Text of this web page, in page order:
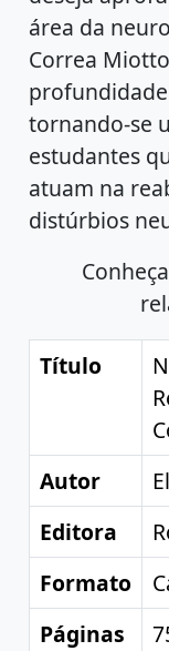
área da
Correa
tornando-se
estudantes
atuam na
distúrbios
Título
Autor
Editora
Formato
Páginas